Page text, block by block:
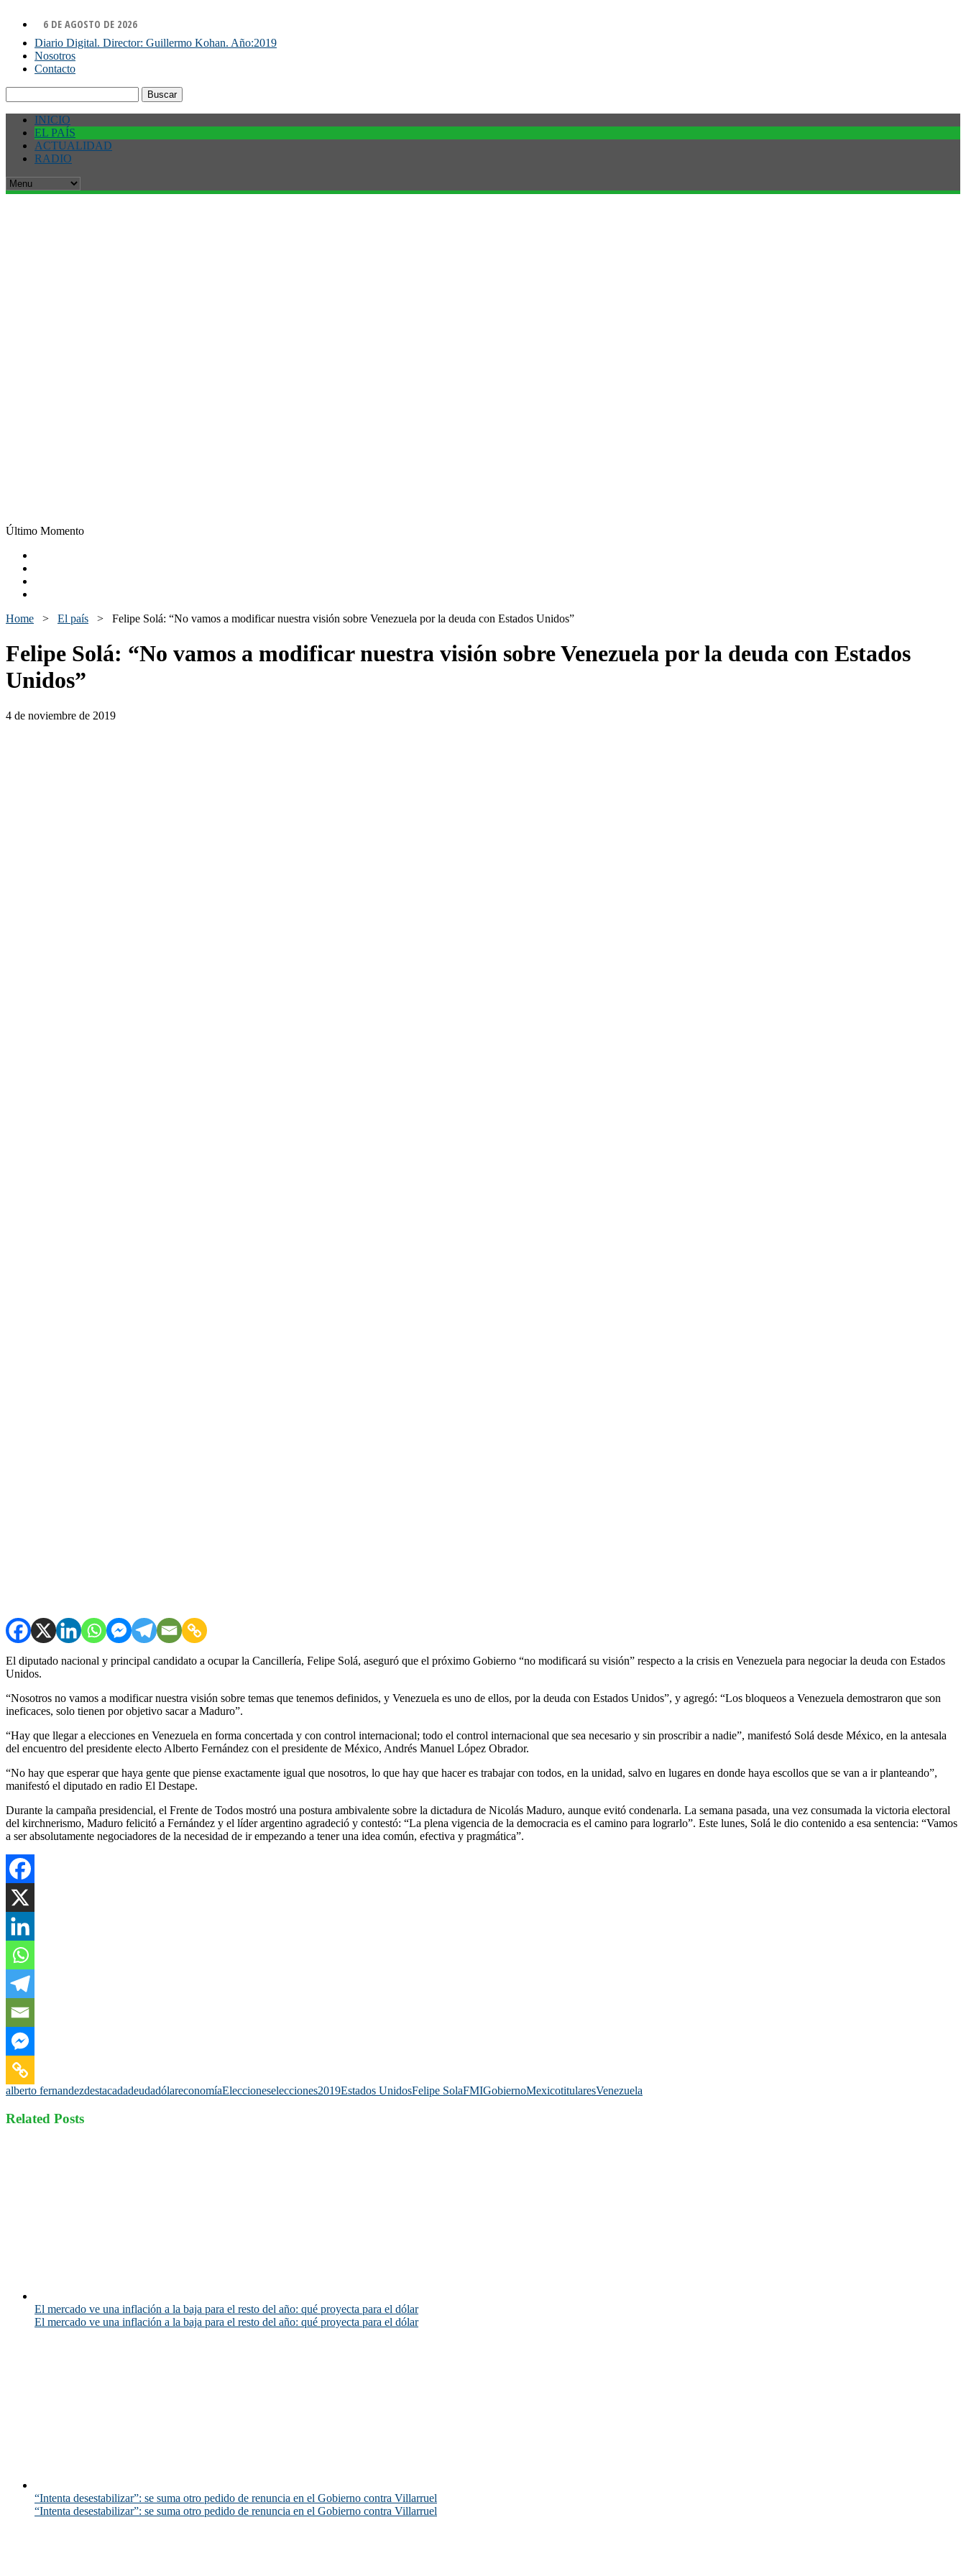
6 DE AGOSTO DE 2026
Diario Digital. Director: Guillermo Kohan. Año:2019
Nosotros
Contacto
INICIO
EL PAÍS
ACTUALIDAD
RADIO
Último Momento
Home > El país > Felipe Solá: “No vamos a modificar nuestra visión sobre Venezuela por la deuda con Estados Unidos”
Felipe Solá: “No vamos a modificar nuestra visión sobre Venezuela por la deuda con Estados
Unidos”
4 de noviembre de 2019
El diputado nacional y principal candidato a ocupar la Cancillería, Felipe Solá, aseguró que el próximo Gobierno “no modificará su visión” respecto a la crisis en Venezuela para negociar la deuda con Estados
Unidos.
“Nosotros no vamos a modificar nuestra visión sobre temas que tenemos definidos, y Venezuela es uno de ellos, por la deuda con Estados Unidos”, y agregó: “Los bloqueos a Venezuela demostraron que son
ineficaces, solo tienen por objetivo sacar a Maduro”.
“Hay que llegar a elecciones en Venezuela en forma concertada y con control internacional; todo el control internacional que sea necesario y sin proscribir a nadie”, manifestó Solá desde México, en la antesala
del encuentro del presidente electo Alberto Fernández con el presidente de México, Andrés Manuel López Obrador.
“No hay que esperar que haya gente que piense exactamente igual que nosotros, lo que hay que hacer es trabajar con todos, en la unidad, salvo en lugares en donde haya escollos que se van a ir planteando”,
manifestó el diputado en radio El Destape.
Durante la campaña presidencial, el Frente de Todos mostró una postura ambivalente sobre la dictadura de Nicolás Maduro, aunque evitó condenarla. La semana pasada, una vez consumada la victoria electoral
del kirchnerismo, Maduro felicitó a Fernández y el líder argentino agradeció y contestó: “La plena vigencia de la democracia es el camino para lograrlo”. Este lunes, Solá le dio contenido a esa sentencia: “Vamos
a ser absolutamente negociadores de la necesidad de ir empezando a tener una idea común, efectiva y pragmática”.
alberto fernandezdestacadadeudadólareconomíaEleccioneselecciones2019Estados UnidosFelipe SolaFMIGobiernoMexicotitularesVenezuela
Related Posts
El mercado ve una inflación a la baja para el resto del año: qué proyecta para el dólar
El mercado ve una inflación a la baja para el resto del año: qué proyecta para el dólar
“Intenta desestabilizar”: se suma otro pedido de renuncia en el Gobierno contra Villarruel
“Intenta desestabilizar”: se suma otro pedido de renuncia en el Gobierno contra Villarruel